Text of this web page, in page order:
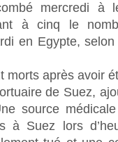
mercredi à
à cinq le
en Egypte,
morts après avoir
de Suez,
source
à Suez lors